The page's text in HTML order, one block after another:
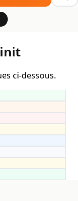
ci-dessous.